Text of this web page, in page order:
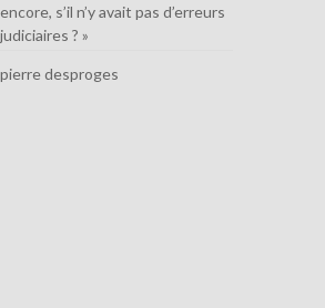
encore, s’il n’y avait pas d’erreurs
judiciaires ? »
pierre desproges